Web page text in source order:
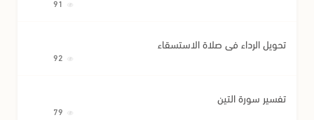
تحويل الرداء في صلاة الاستسقاء
تفسير سورة التين